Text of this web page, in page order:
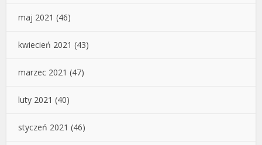
maj 2021 (46)
kwiecień 2021 (43)
marzec 2021 (47)
luty 2021 (40)
styczeń 2021 (46)